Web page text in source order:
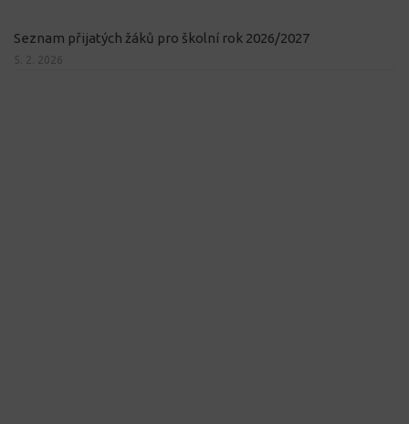
Seznam přijatých žáků pro školní rok 2026/2027
5. 2. 2026